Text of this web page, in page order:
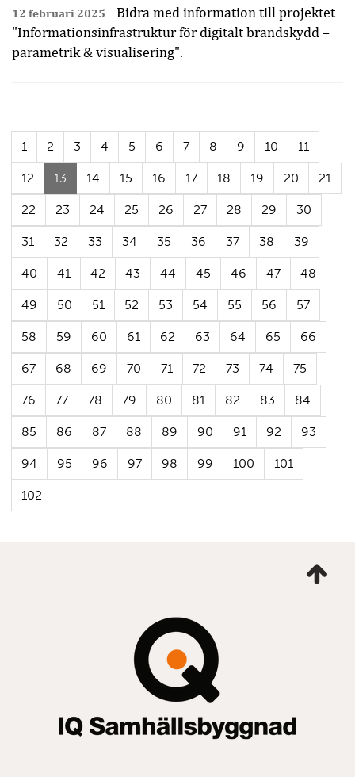
12 februari 2025
Bidra med information till projektet
"Informationsinfrastruktur för digitalt brandskydd –
parametrik & visualisering".
1 2 3 4 5 6 7 8 9 10 11
12 13 (Aktuell
sida)
14 15 16 17 18 19 20 21
22 23 24 25 26 27 28 29 30
31 32 33 34 35 36 37 38 39
40 41 42 43 44 45 46 47 48
49 50 51 52 53 54 55 56 57
58 59 60 61 62 63 64 65 66
67 68 69 70 71 72 73 74 75
76 77 78 79 80 81 82 83 84
85 86 87 88 89 90 91 92 93
94 95 96 97 98 99 100 101
102
mig